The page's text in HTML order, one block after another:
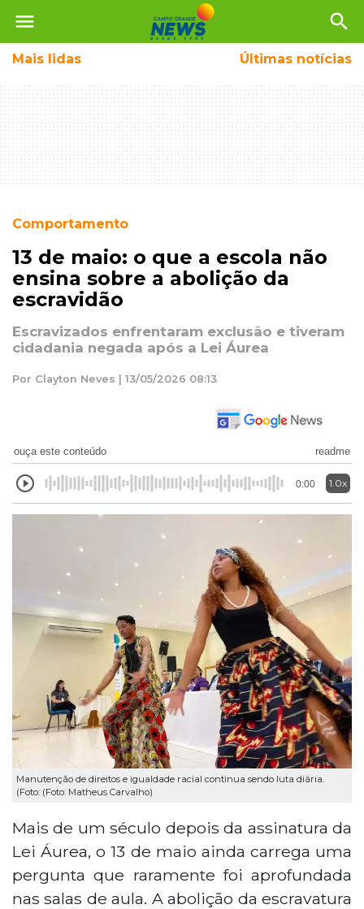
menu search
Mais lidas Últimas notícias
Comportamento
13 de maio: o que a escola não
ensina sobre a abolição da
escravidão
Escravizados enfrentaram exclusão e tiveram
cidadania negada após a Lei Áurea
Por Clayton Neves | 13/05/2026 08:13
ouça este conteúdo readme
0:00 1.0x
Manutenção de direitos e igualdade racial continua sendo luta diária.
(Foto: (Foto: Matheus Carvalho)
Mais de um século depois da assinatura da
Lei Áurea, o 13 de maio ainda carrega uma
pergunta que raramente foi aprofundada
nas salas de aula. A abolição da escravatura